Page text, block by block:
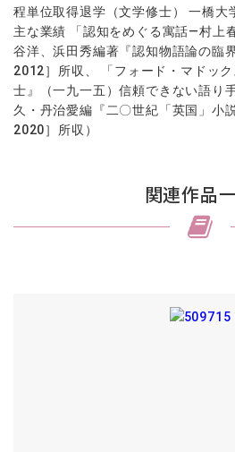
程単位取得退学（文学修士） 一橋大
主な業績 「認知をめぐる寓話—村上
谷洋、浜田秀編著『認知物語論の臨
2012］所収、 「フォード・マドッ
士』（一九一五）信頼できない語り
久・丹治愛編『二〇世紀「英国」小
2020］所収）
関連作品